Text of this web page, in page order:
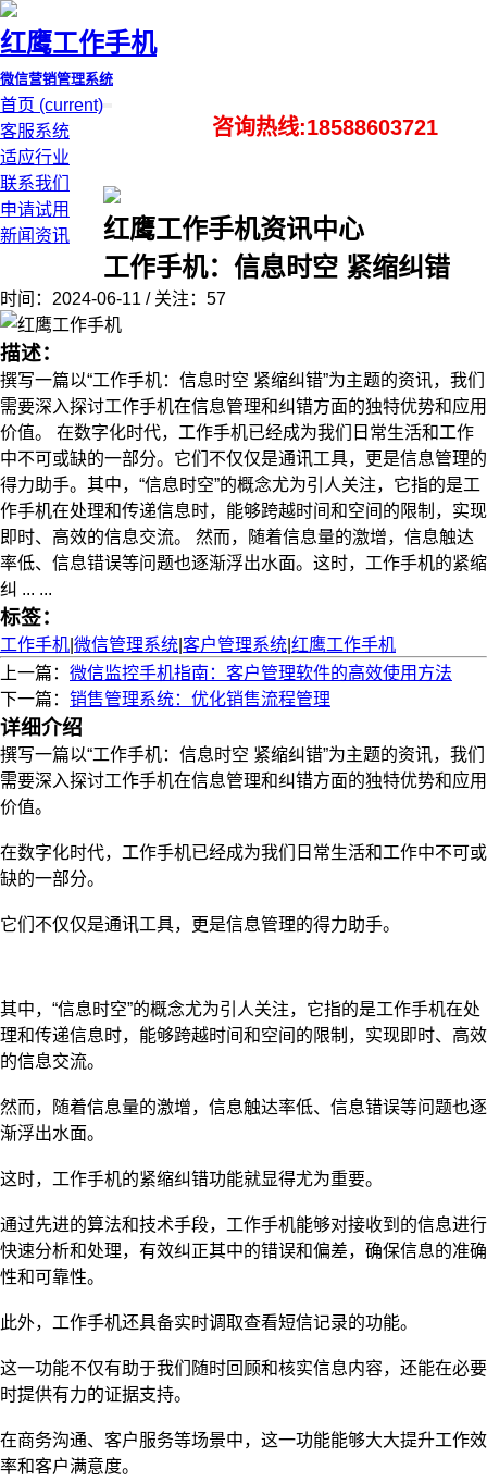
红鹰工作手机
微信营销管理系统
首页 (current)
客服系统
适应行业
联系我们
申请试用
新闻资讯
咨询热线:18588603721
红鹰工作手机资讯中心
工作手机：信息时空 紧缩纠错
时间：2024-06-11 / 关注：57
描述：
撰写一篇以“工作手机：信息时空 紧缩纠错”为主题的资讯，我们
需要深入探讨工作手机在信息管理和纠错方面的独特优势和应用
价值。 在数字化时代，工作手机已经成为我们日常生活和工作
中不可或缺的一部分。它们不仅仅是通讯工具，更是信息管理的
得力助手。其中，“信息时空”的概念尤为引人关注，它指的是工
作手机在处理和传递信息时，能够跨越时间和空间的限制，实现
即时、高效的信息交流。 然而，随着信息量的激增，信息触达
率低、信息错误等问题也逐渐浮出水面。这时，工作手机的紧缩
纠 ... ...
标签：
工作手机 微信管理系统 客户管理系统 红鹰工作手机
上一篇： 微信监控手机指南：客户管理软件的高效使用方法
下一篇： 销售管理系统：优化销售流程管理
详细介绍
撰写一篇以“工作手机：信息时空 紧缩纠错”为主题的资讯，我们
需要深入探讨工作手机在信息管理和纠错方面的独特优势和应用
价值。
在数字化时代，工作手机已经成为我们日常生活和工作中不可或
缺的一部分。
它们不仅仅是通讯工具，更是信息管理的得力助手。
其中，“信息时空”的概念尤为引人关注，它指的是工作手机在处
理和传递信息时，能够跨越时间和空间的限制，实现即时、高效
的信息交流。
然而，随着信息量的激增，信息触达率低、信息错误等问题也逐
渐浮出水面。
这时，工作手机的紧缩纠错功能就显得尤为重要。
通过先进的算法和技术手段，工作手机能够对接收到的信息进行
快速分析和处理，有效纠正其中的错误和偏差，确保信息的准确
性和可靠性。
此外，工作手机还具备实时调取查看短信记录的功能。
这一功能不仅有助于我们随时回顾和核实信息内容，还能在必要
时提供有力的证据支持。
在商务沟通、客户服务等场景中，这一功能能够大大提升工作效
率和客户满意度。